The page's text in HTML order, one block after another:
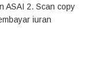
ASAI 2. Scan copy
iuran